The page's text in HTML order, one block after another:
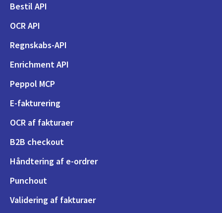
Bestil API
OCR API
Regnskabs-API
Enrichment API
Peppol MCP
E-fakturering
OCR af fakturaer
B2B checkout
Håndtering af e-ordrer
Punchout
Validering af fakturaer